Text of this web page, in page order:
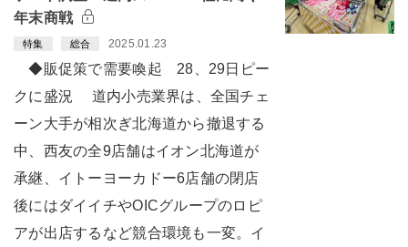
年末商戦
特集 総合 2025.01.23
◆販促策で需要喚起 28、29日ピー
クに盛況 道内小売業界は、全国チェ
ーン大手が相次ぎ北海道から撤退する
中、西友の全9店舗はイオン北海道が
承継、イトーヨーカドー6店舗の閉店
後にはダイイチやOICグループのロピ
アが出店するなど競合環境も一変。イ